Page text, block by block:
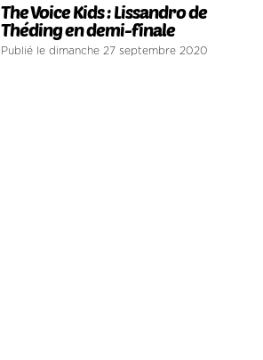
The Voice Kids : Lissandro de
Théding en demi-finale
Publié le dimanche 27 septembre 2020